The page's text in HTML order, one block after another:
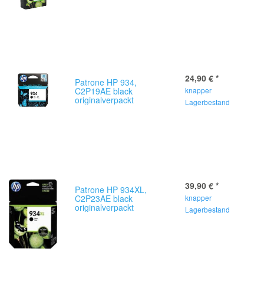
Patrone HP 934,
C2P19AE black
originalverpackt
24,90 € *
knapper
Lagerbestand
Patrone HP 934XL,
C2P23AE black
originalverpackt
39,90 € *
knapper
Lagerbestand